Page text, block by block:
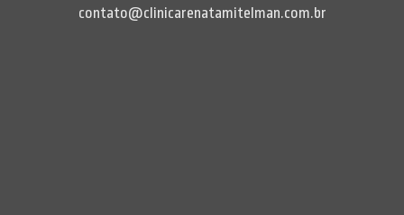
contato@clinicarenatamitelman.com.br